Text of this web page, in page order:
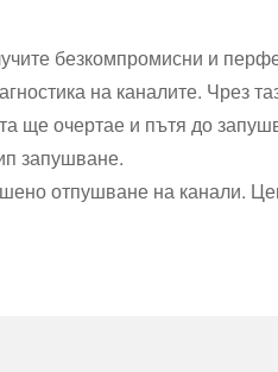
безкомпромисни и
на каналите. Чрез
ще очертае и пътя до
запушване.
отпушване на канали.